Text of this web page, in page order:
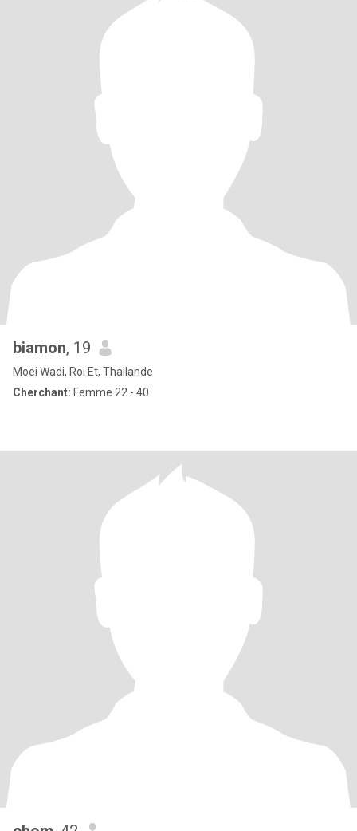
biamon, 19
Moei Wadi, Roi Et, Thailande
Cherchant: Femme 22 - 40